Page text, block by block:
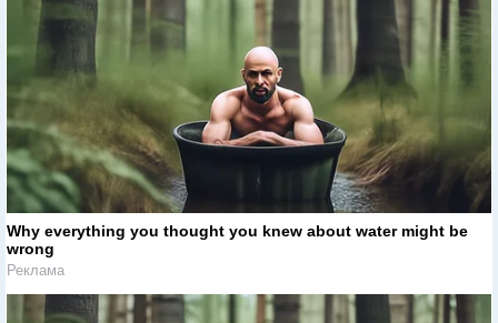
Why everything you thought you knew about water might be
wrong
Реклама